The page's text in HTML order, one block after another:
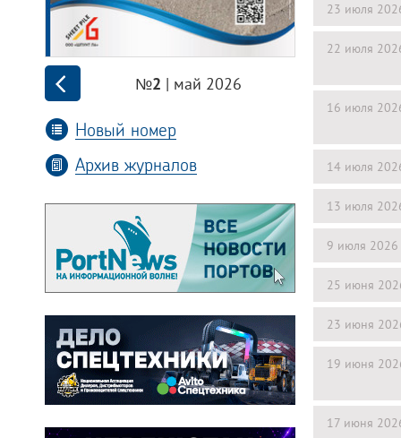
№2 | май 2026
Новый номер
Архив журналов
23 июля
22 июля
16 июля
14 июля
13 июля
9 июля 2026
25 июня
23 июня
19 июня
17 июня